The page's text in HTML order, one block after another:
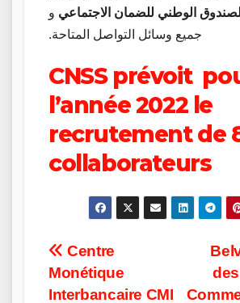
الوطني للضمان الاجتماعي و
جميع وسائل التواصل المتاحة.
CNSS prévoit
l’année 2022 le
recrutement de
collaborateurs
Post
navigation
Centre
Monétique
Interbancaire CMI